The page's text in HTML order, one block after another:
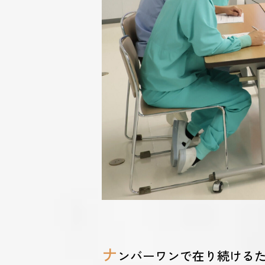
ナ ンバーワンで在り続ける